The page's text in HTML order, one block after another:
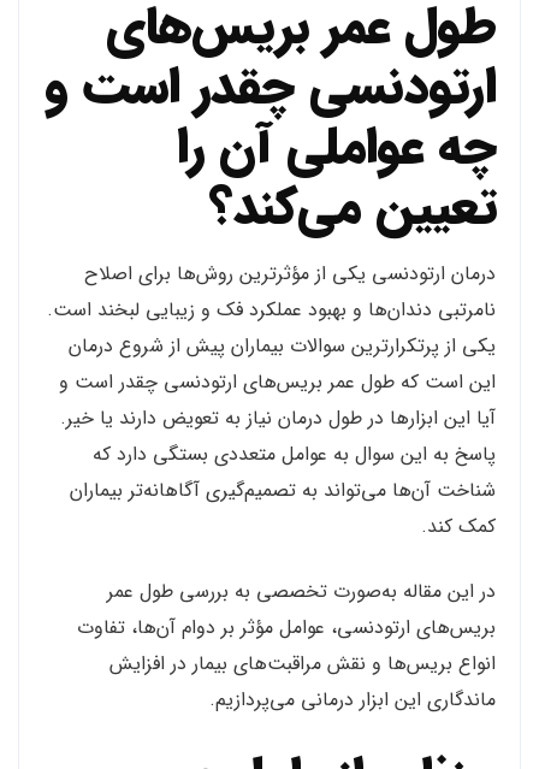
طول عمر بریس‌های
ارتودنسی چقدر است و
چه عواملی آن را
تعیین می‌کند؟
درمان ارتودنسی یکی از مؤثرترین روش‌ها برای اصلاح
نامرتبی دندان‌ها و بهبود عملکرد فک و زیبایی لبخند است.
یکی از پرتکرارترین سوالات بیماران پیش از شروع درمان
این است که طول عمر بریس‌های ارتودنسی چقدر است و
آیا این ابزارها در طول درمان نیاز به تعویض دارند یا خیر.
پاسخ به این سوال به عوامل متعددی بستگی دارد که
شناخت آن‌ها می‌تواند به تصمیم‌گیری آگاهانه‌تر بیماران
کمک کند.
در این مقاله به‌صورت تخصصی به بررسی طول عمر
بریس‌های ارتودنسی، عوامل مؤثر بر دوام آن‌ها، تفاوت
انواع بریس‌ها و نقش مراقبت‌های بیمار در افزایش
ماندگاری این ابزار درمانی می‌پردازیم.